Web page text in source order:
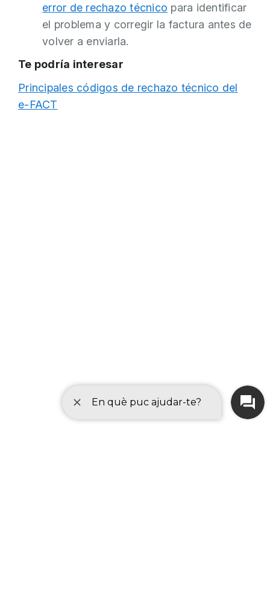
error de rechazo técnico para identificar
el problema y corregir la factura antes de
volver a enviarla.
Te podría interesar
Principales códigos de rechazo técnico del
e-FACT